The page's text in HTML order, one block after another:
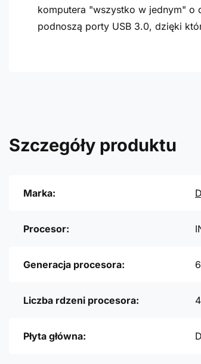
komputera "wszystko w jednym"
podnoszą porty USB 3.0, dzięki
Szczegóły produktu
Marka:
Procesor:
Generacja procesora:
Liczba rdzeni procesora: 4
Płyta główna: